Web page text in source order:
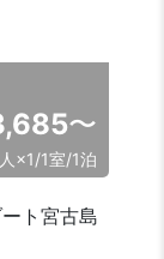
〜
×1/1室/1泊